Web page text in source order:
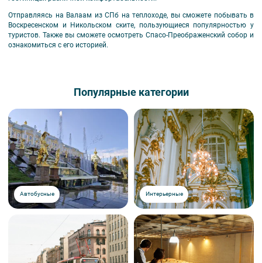
Отправляясь на Валаам из СПб на теплоходе, вы сможете побывать в
Воскресенском и Никольском ските, пользующиеся популярностью у
туристов. Также вы сможете осмотреть Спасо-Преображенский собор и
ознакомиться с его историей.
Популярные категории
Автобусные Интерьерные